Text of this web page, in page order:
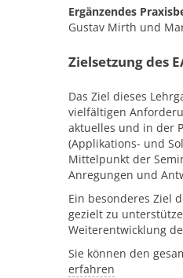
Ergänzendes
Gustav Mirth und
Zielsetzung des
Das Ziel dieses
vielfältigen
aktuelles und in der
(Applikations- und
Mittelpunkt der
Anregungen und
Ein besonderes Ziel
gezielt zu
Weiterentwicklung
Sie können den
erfahren